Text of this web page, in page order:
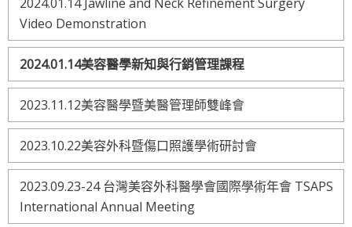
Video Demonstration
2024.01.14美容醫學新知與行銷管理課程
2023.11.12美容醫學暨美醫管理師雙峰會
2023.10.22美容外科暨傷口照護學術研討會
2023.09.23-24 台灣美容外科醫學會國際學術年會 TSAPS
International Annual Meeting